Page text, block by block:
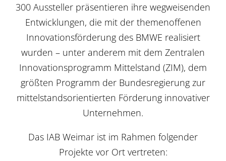
300 Aussteller präsentieren ihre wegweisenden
Entwicklungen, die mit der themenoffenen
Innovationsförderung des BMWE realisiert
wurden – unter anderem mit dem Zentralen
Innovationsprogramm Mittelstand (ZIM), dem
größten Programm der Bundesregierung zur
mittelstandsorientierten Förderung innovativer
Unternehmen.
Das IAB Weimar ist im Rahmen folgender
Projekte vor Ort vertreten: